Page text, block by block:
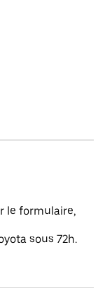
le formulaire,
sous 72h.